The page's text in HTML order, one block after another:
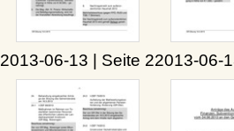
2013-06-13 | Seite 22013-06-